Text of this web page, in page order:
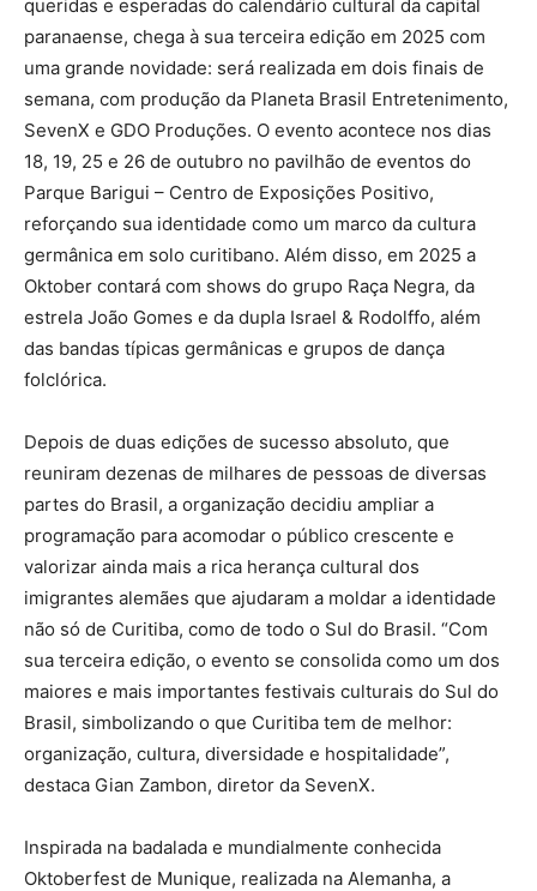
queridas e esperadas do calendário cultural da capital
paranaense, chega à sua terceira edição em 2025 com
uma grande novidade: será realizada em dois finais de
semana, com produção da Planeta Brasil Entretenimento,
SevenX e GDO Produções. O evento acontece nos dias
18, 19, 25 e 26 de outubro no pavilhão de eventos do
Parque Barigui – Centro de Exposições Positivo,
reforçando sua identidade como um marco da cultura
germânica em solo curitibano. Além disso, em 2025 a
Oktober contará com shows do grupo Raça Negra, da
estrela João Gomes e da dupla Israel & Rodolffo, além
das bandas típicas germânicas e grupos de dança
folclórica.
Depois de duas edições de sucesso absoluto, que
reuniram dezenas de milhares de pessoas de diversas
partes do Brasil, a organização decidiu ampliar a
programação para acomodar o público crescente e
valorizar ainda mais a rica herança cultural dos
imigrantes alemães que ajudaram a moldar a identidade
não só de Curitiba, como de todo o Sul do Brasil. “Com
sua terceira edição, o evento se consolida como um dos
maiores e mais importantes festivais culturais do Sul do
Brasil, simbolizando o que Curitiba tem de melhor:
organização, cultura, diversidade e hospitalidade”,
destaca Gian Zambon, diretor da SevenX.
Inspirada na badalada e mundialmente conhecida
Oktoberfest de Munique, realizada na Alemanha, a